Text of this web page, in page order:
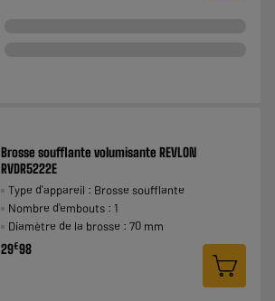
Brosse soufflante volumisante REVLON
RVDR5222E
Type d'appareil : Brosse soufflante
Nombre d'embouts : 1
Diamètre de la brosse : 70 mm
29€98